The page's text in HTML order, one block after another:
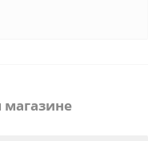
магазине